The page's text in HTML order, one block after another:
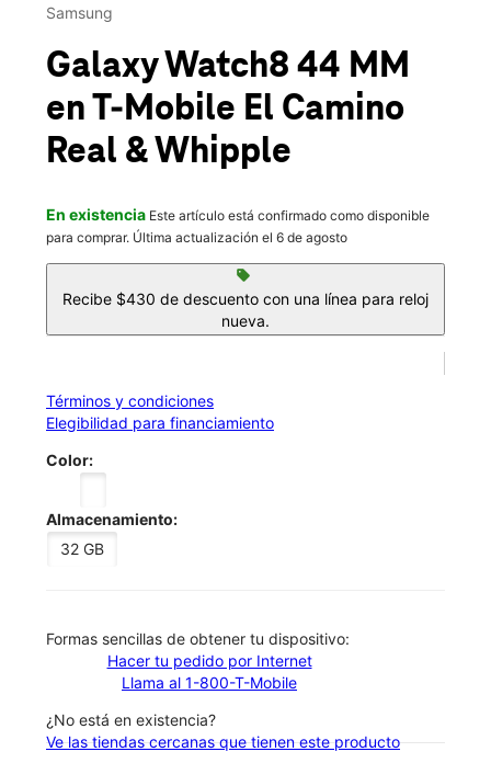
Mié.:10:00 a.m. a 8:00 p.m.
490 El Camino Real 130 Redwood City, CA 94062
Samsung
Galaxy Watch8 44 MM
en T-Mobile El Camino
Real & Whipple
En existencia Este artículo está confirmado como disponible
para comprar. Última actualización el 6 de agosto
sell
Recibe $430 de descuento con una línea para reloj
nueva.
Términos y condiciones
Elegibilidad para financiamiento
Color:
Almacenamiento:
32 GB
​​​​​​​Formas sencillas de obtener tu dispositivo:
Hacer tu pedido por Internet
Llama al 1-800-T-Mobile
¿No está en existencia?
Ve las tiendas cercanas que tienen este producto